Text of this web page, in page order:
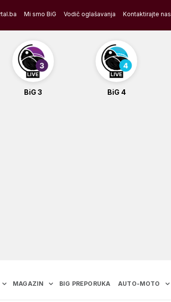
Mi smo BiG Vodič oglašavanja Kontaktirajte nas
BiG 3 BiG 4
MAGAZIN BIG PREPORUKA AUTO-MOTO